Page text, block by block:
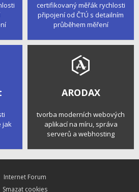
certifikovaný měřák rychlosti
připojení od ČTÚ s detailním
průběhem měření
jak
ARODAX
tvorba moderních webových
aplikací na míru, správa
serverů a webhosting
Internet Forum
Smazat cookies